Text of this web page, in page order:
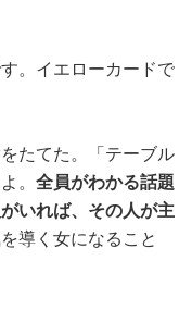
。イエローカードで
たてた。「テーブル
。 全員がわかる話題
いれば、その人が主
導く女になること